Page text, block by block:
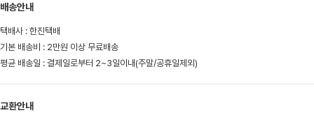
배송안내
택배사 : 한진택배
기본 배송비 : 2만원 이상 무료배송
평균 배송일 : 결제일로부터 2~3일이내(주말/공휴일제외)
교환안내